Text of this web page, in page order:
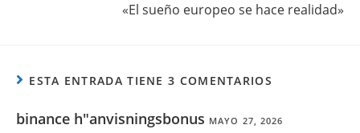
«El sueño europeo se hace realidad»
ESTA ENTRADA TIENE 3 COMENTARIOS
binance h"anvisningsbonus MAYO 27, 2026